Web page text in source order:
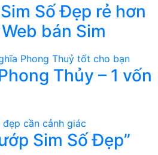
Số Đẹp rẻ hơn
bán Sim
Thủy – 1 vốn
Sim Số Đẹp”